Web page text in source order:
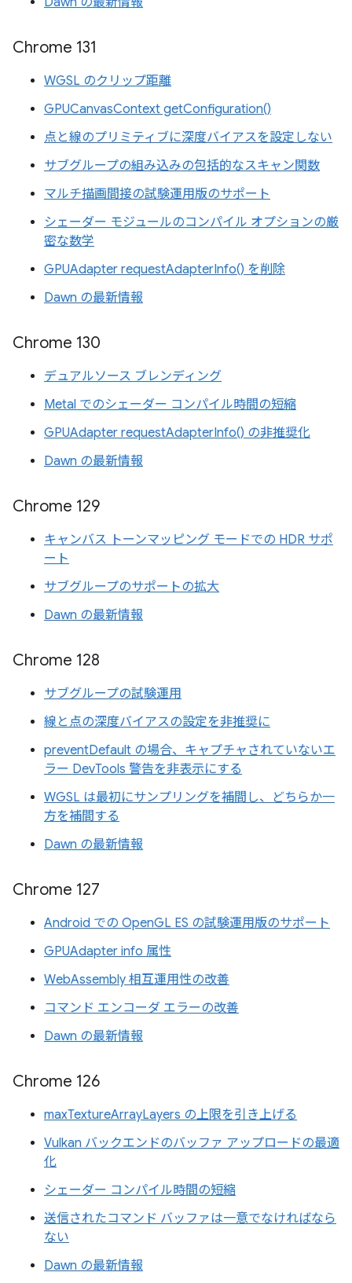
Chrome 131
WGSL のクリップ距離
GPUCanvasContext getConfiguration()
点と線のプリミティブに深度バイアスを設定しない
サブグループの組み込みの包括的なスキャン関数
マルチ描画間接の試験運用版のサポート
シェーダー モジュールのコンパイル オプションの厳
密な数学
GPUAdapter requestAdapterInfo() を削除
Dawn の最新情報
Chrome 130
デュアルソース ブレンディング
Metal でのシェーダー コンパイル時間の短縮
GPUAdapter requestAdapterInfo() の非推奨化
Dawn の最新情報
Chrome 129
キャンバス トーンマッピング モードでの HDR サポ
ート
サブグループのサポートの拡大
Dawn の最新情報
Chrome 128
サブグループの試験運用
線と点の深度バイアスの設定を非推奨に
preventDefault の場合、キャプチャされていないエ
ラー DevTools 警告を非表示にする
WGSL は最初にサンプリングを補間し、どちらか一
方を補間する
Dawn の最新情報
Chrome 127
Android での OpenGL ES の試験運用版のサポート
GPUAdapter info 属性
WebAssembly 相互運用性の改善
コマンド エンコーダ エラーの改善
Dawn の最新情報
Chrome 126
maxTextureArrayLayers の上限を引き上げる
Vulkan バックエンドのバッファ アップロードの最適
化
シェーダー コンパイル時間の短縮
送信されたコマンド バッファは一意でなければなら
ない
Dawn の最新情報